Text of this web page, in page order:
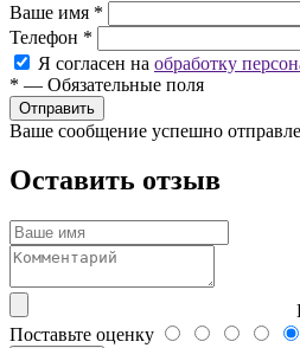
Ваше имя *
Телефон *
Я согласен на обработку
* — Обязательные поля
Ваше сообщение успешно
Оставить отзыв
Поставьте оценку